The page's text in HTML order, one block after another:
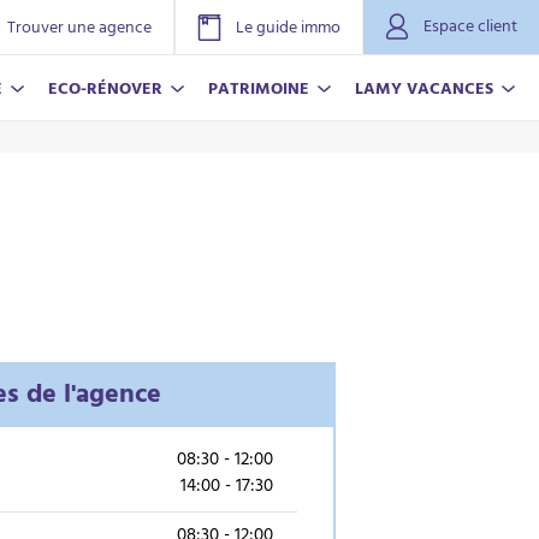
Trouver une agence Le guide immo
Espace client
ECO-RÉNOVER PATRIMOINE LAMY VACANCES
de l'agence
08:30 - 12:00
14:00 - 17:30